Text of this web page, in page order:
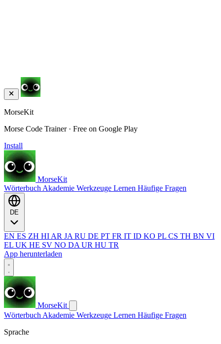
MorseKit
Morse Code Trainer · Free on Google Play
Install
MorseKit
Wörterbuch Akademie Werkzeuge Lernen Häufige Fragen
EN ES ZH HI AR JA RU DE PT FR IT ID KO PL CS TH BN VI
EL UK HE SV NO DA UR HU TR
App herunterladen
MorseKit
Wörterbuch Akademie Werkzeuge Lernen Häufige Fragen
Sprache